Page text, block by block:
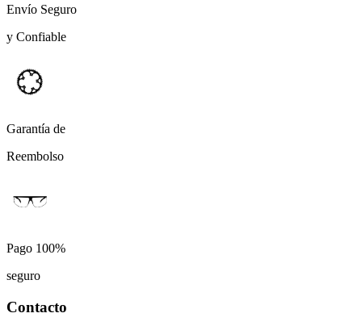
Envío Seguro
y Confiable
Garantía de
Reembolso
Pago 100%
seguro
Contacto